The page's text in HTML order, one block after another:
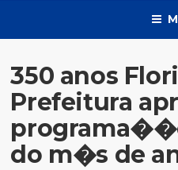
350 anos
Prefeitura
do m�s de